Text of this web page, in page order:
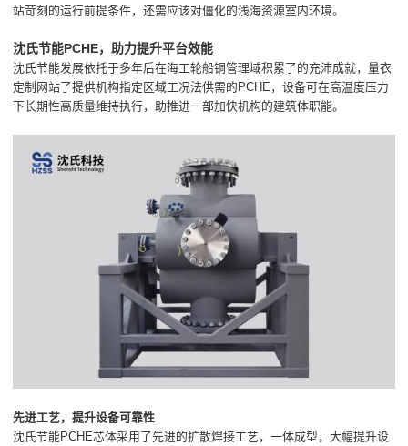
站苛刻的运行前提条件，还需应该对僵化的浅海资源室内环境。
沈氏节能PCHE，助力提升平台效能
沈氏节能发展依托于多年后在海工轮船铜管理域积累了的充沛成就，量衣
定制网站了提供机构指定区域工况法供需的PCHE，设备可在高温度压力
下长期性高质量维持执行，助推进一部加快机构的建筑体职能。
先进工艺，提升设备可靠性
沈氏节能PCHE芯体采用了先进的扩散焊接工艺，一体成型，大幅提升设